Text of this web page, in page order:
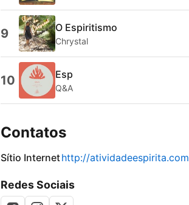
9 O Espiritismo
Chrystal
10 Esp
Q&A
Contatos
Sítio Internethttp://atividadeespirita.com
Redes Sociais